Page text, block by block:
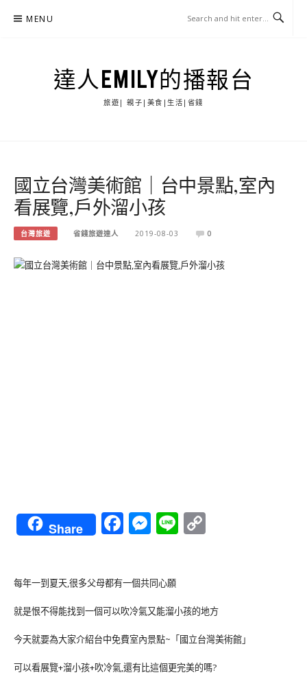
MENU
達人EMILY的播報台
旅遊| 親子|美食|生活|省錢
國立台灣美術館｜台中景點,室內
看展覽,戶外溜小孩
台灣旅遊 省錢旅遊達人 2019-08-03 0
Share Facebook
Messenger
Line
每年一到夏天,很多父母都有一個共同心願
就是恨不得能找到一個可以吹冷氣又能溜小孩的地方
今天就要為大家介紹台中免費室內景點~「國立台灣美術館」
可以看展覽+溜小孩+吹冷氣,還有比這個更完美的嗎?